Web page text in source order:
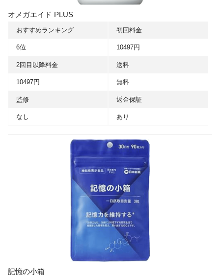
オメガエイド PLUS
おすすめランキング
6位
初回料金
10497円
2回目以降料金
10497円
送料
無料
監修
なし
返金保証
あり
記憶の小箱